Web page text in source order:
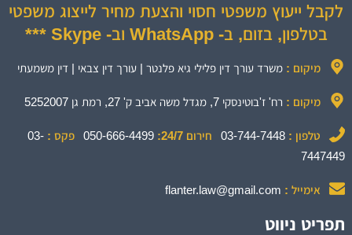
לקבל ייעוץ משפטי חסוי והצעת מחיר לייצוג משפטי
בטלפון, בזום, ב- WhatsApp וב- Skype ***
מיקום : משרד עורך דין פלילי גיא פלנטר | עורך דין צבאי | דין משמעתי
מיקום : רח' ז'בוטינסקי 7, מגדל משה אביב ק' 27, רמת גן 5252007
טלפון : 03-744-7448 חירום 24/7: 050-666-4499 פקס : 03-
7447449
אימייל : flanter.law@gmail.com
תפריט ניווט